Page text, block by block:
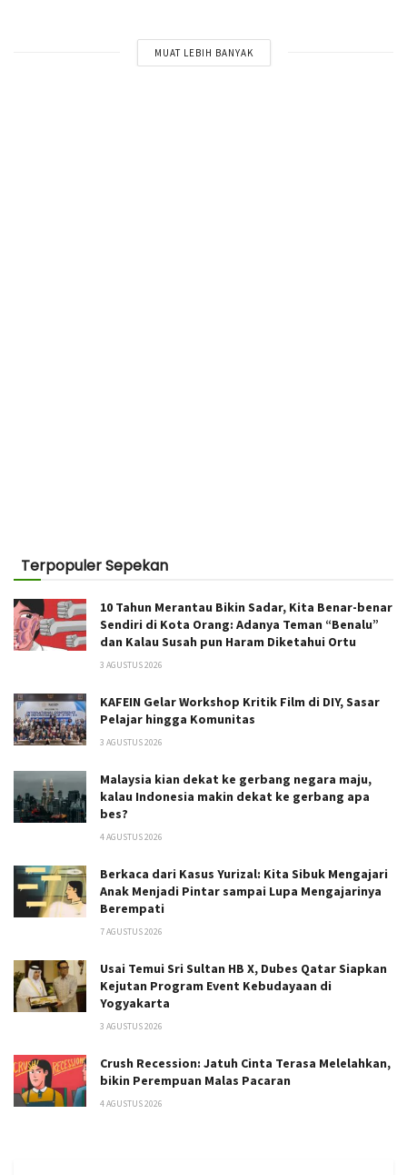
MUAT LEBIH BANYAK
Terpopuler Sepekan
10 Tahun Merantau Bikin Sadar, Kita Benar-benar
Sendiri di Kota Orang: Adanya Teman “Benalu”
dan Kalau Susah pun Haram Diketahui Ortu
3 AGUSTUS 2026
KAFEIN Gelar Workshop Kritik Film di DIY, Sasar
Pelajar hingga Komunitas
3 AGUSTUS 2026
Malaysia kian dekat ke gerbang negara maju,
kalau Indonesia makin dekat ke gerbang apa
bes?
4 AGUSTUS 2026
Berkaca dari Kasus Yurizal: Kita Sibuk Mengajari
Anak Menjadi Pintar sampai Lupa Mengajarinya
Berempati
7 AGUSTUS 2026
Usai Temui Sri Sultan HB X, Dubes Qatar Siapkan
Kejutan Program Event Kebudayaan di
Yogyakarta
3 AGUSTUS 2026
Crush Recession: Jatuh Cinta Terasa Melelahkan,
bikin Perempuan Malas Pacaran
4 AGUSTUS 2026